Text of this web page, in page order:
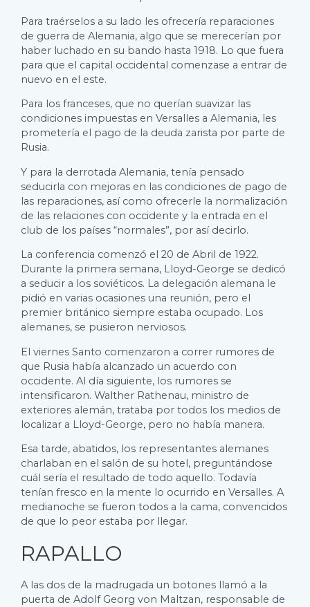
Para traérselos a su lado les ofrecería reparaciones
de guerra de Alemania, algo que se merecerían por
haber luchado en su bando hasta 1918. Lo que fuera
para que el capital occidental comenzase a entrar de
nuevo en el este.
Para los franceses, que no querían suavizar las
condiciones impuestas en Versalles a Alemania, les
prometería el pago de la deuda zarista por parte de
Rusia.
Y para la derrotada Alemania, tenía pensado
seducirla con mejoras en las condiciones de pago de
las reparaciones, así como ofrecerle la normalización
de las relaciones con occidente y la entrada en el
club de los países “normales”, por así decirlo.
La conferencia comenzó el 20 de Abril de 1922.
Durante la primera semana, Lloyd-George se dedicó
a seducir a los soviéticos. La delegación alemana le
pidió en varias ocasiones una reunión, pero el
premier británico siempre estaba ocupado. Los
alemanes, se pusieron nerviosos.
El viernes Santo comenzaron a correr rumores de
que Rusia había alcanzado un acuerdo con
occidente. Al día siguiente, los rumores se
intensificaron. Walther Rathenau, ministro de
exteriores alemán, trataba por todos los medios de
localizar a Lloyd-George, pero no había manera.
Esa tarde, abatidos, los representantes alemanes
charlaban en el salón de su hotel, preguntándose
cuál sería el resultado de todo aquello. Todavía
tenían fresco en la mente lo ocurrido en Versalles. A
medianoche se fueron todos a la cama, convencidos
de que lo peor estaba por llegar.
RAPALLO
A las dos de la madrugada un botones llamó a la
puerta de Adolf Georg von Maltzan, responsable de